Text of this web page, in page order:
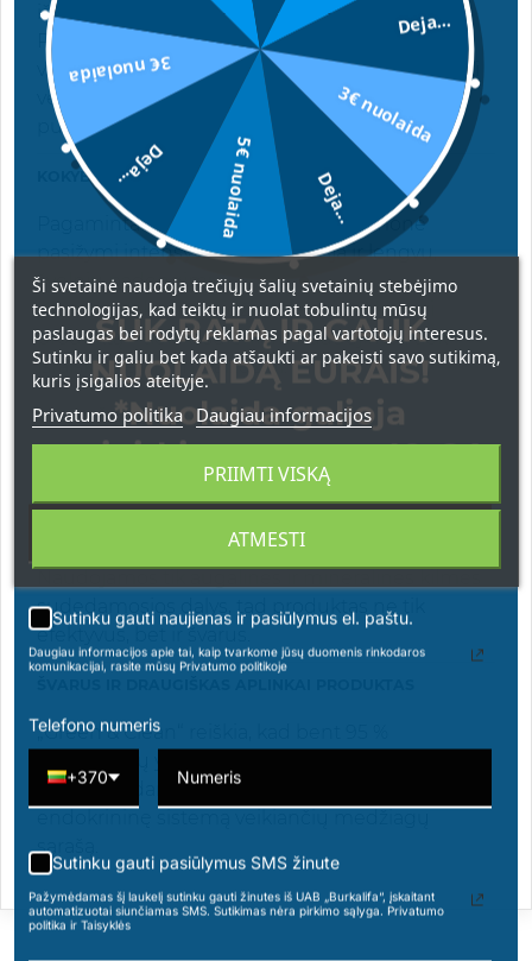
iš kurių net 60 % yra ekologiški.
Praturtinta drėkinančiomis ir apsauginėmis
veikliosiomis medžiagomis, ji padeda paryškinti
veido bruožus vos vienu potėpiu, tuo pačiu
puoselėjant odą.
KOKYBIŠKA PRIEMONĖ SKAISTIAM ĮVAIZDŽIUI
Pagaminta Italijoje, ši švytėjimo priemonė
pasižymi intensyvia pigmentacija ir lengvu,
švelniu padengimu.
Kreminė tekstūra leidžia tolygiai paskirstyti
produktą – tiek kasdieniam naudojimui, tiek
išraiškingesniam įvaizdžiui.
VEGANIŠKA, NEBANDYTA SU GYVŪNAIS
Sudėtyje nėra jokių gyvūninės kilmės
reikalavimus dėl gyvūnų gerovės.
sudedamosios dalys, tad produktas ne tik
efektyvus, bet ir švarus.
„Green & Clean“ reiškia, kad bent 95 %
nėra sudedamųjų dalių, įtrauktų į įtariamų
sąrašą.
Ši svetainė naudoja trečiųjų šalių svetainių stebėjimo
technologijas, kad teiktų ir nuolat tobulintų mūsų
paslaugas bei rodytų reklamas pagal vartotojų interesus.
Sutinku ir galiu bet kada atšaukti ar pakeisti savo sutikimą,
kuris įsigalios ateityje.
Privatumo politika Daugiau informacijos
ATMESTI
PRIIMTI VISKĄ
Deja...
3€ nuolaida
Deja...
5€ nuolaida
Deja...
3€ nuolaida
SUK RATĄ IR GAUK
NUOLAIDĄ EURAIS!
*Nuolaida galioja
apsipirkimams nuo 49 € !
Sutinku gauti naujienas ir pasiūlymus el. paštu.
Daugiau informacijos apie tai, kaip tvarkome jūsų duomenis rinkodaros
komunikacijai, rasite mūsų Privatumo politikoje
Telefono numeris
+370
Sutinku gauti pasiūlymus SMS žinute
Pažymėdamas šį laukelį sutinku gauti žinutes iš UAB „Burkalifa“, įskaitant
automatizuotai siunčiamas SMS. Sutikimas nėra pirkimo sąlyga. Privatumo
politika ir Taisyklės